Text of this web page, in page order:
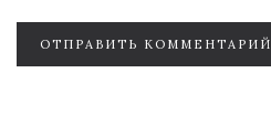
ОТПРАВИТЬ КОММЕНТАРИЙ